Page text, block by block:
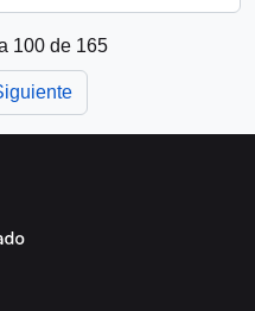
100 de 165